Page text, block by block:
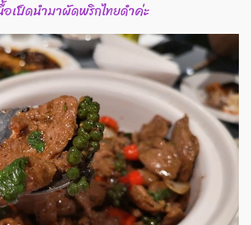
อเป็ดนำมาผัดพริกไทยดำค่ะ